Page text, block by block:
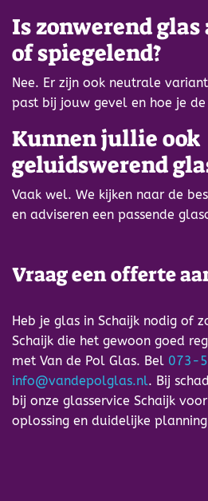
Is zonwerend
of spiegelend?
Nee. Er zijn ook neutrale
past bij jouw gevel en hoe je
Kunnen jullie ook
geluidswerend
Vaak wel. We kijken naar de
en adviseren een passende
Vraag een offerte
Heb je glas in Schaijk nodig of
Schaijk die het gewoon goed
met Van de Pol Glas. Bel 073-
info@vandepolglas.nl. Bij
bij onze glasservice Schaijk
oplossing en duidelijke